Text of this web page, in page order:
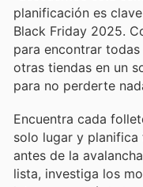
planificación es
Black Friday 2025.
para encontrar
otras tiendas en un
para no perderte
Encuentra cada
solo lugar y
antes de la
lista, investiga los